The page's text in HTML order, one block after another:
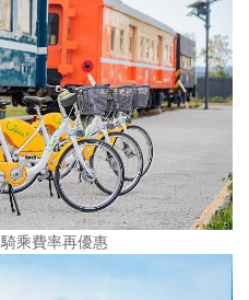
乘費率再優惠